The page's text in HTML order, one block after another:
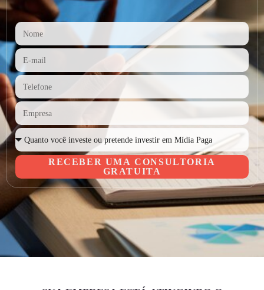
RECEBER UMA CONSULTORIA
GRATUITA